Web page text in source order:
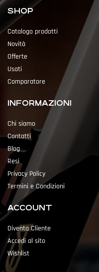
SHOP
Catalogo prodotti
Novità
Offerte
Usati
Comparatore
INFORMAZIONI
Chi siamo
Contatti
Blog
Resi
Privacy Policy
Termini e Condizioni
ACCOUNT
Diventa Cliente
Accedi al sito
Wishlist